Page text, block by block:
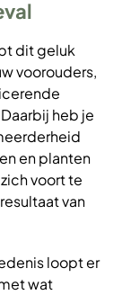
dit geluk
voorouders,
heb je
en planten
voort te
van
loopt er
wat